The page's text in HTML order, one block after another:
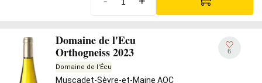
Domaine de l'Ecu
Orthogneiss 2023
Domaine de l'Écu
Muscadet-Sèvre-et-Maine AOC
6